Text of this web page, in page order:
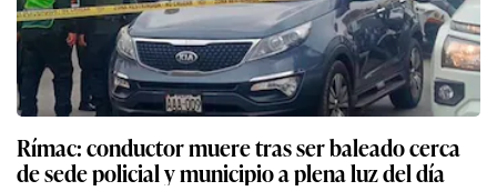
Rímac: conductor muere tras ser baleado cerca
de sede policial y municipio a plena luz del día